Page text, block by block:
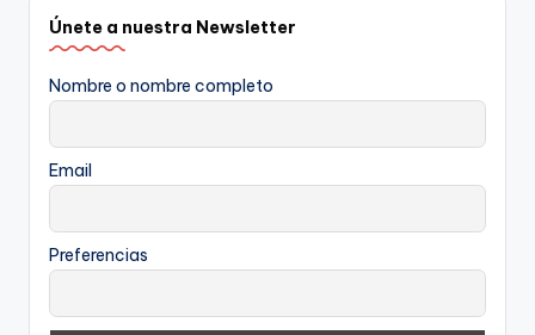
Únete a nuestra Newsletter
Nombre o nombre completo
Email
Preferencias